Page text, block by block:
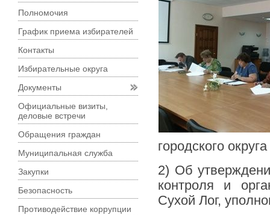
городского
2) Об
контроля и
Сухой Лог,
Полномочия
График приема избирателей
Контакты
Избирательные округа
Документы
Официальные визиты,
деловые встречи
Обращения граждан
Муниципальная служба
Закупки
Безопасность
Противодействие коррупции